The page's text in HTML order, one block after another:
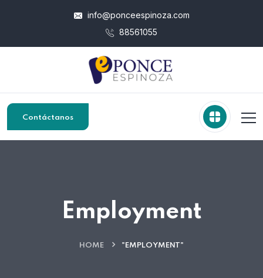
info@ponceespinoza.com
88561055
Contáctanos
Employment
HOME "EMPLOYMENT"